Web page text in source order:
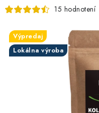
ZLOŽKY
15 hodnotení
Výpredaj
Lokálna výroba